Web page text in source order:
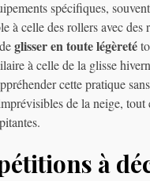
spécifiques,
à celle des rollers avec des
glisser en toute légèreté
à celle de la glisse
cette pratique
de la neige, tout
à